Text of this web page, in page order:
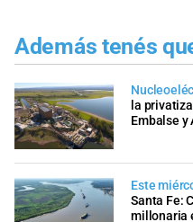
Además tenés
la
Embalse y
Este
Santa Fe:
millonaria